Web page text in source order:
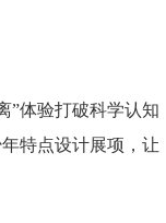
”体验打破科学认知
特点设计展项，让